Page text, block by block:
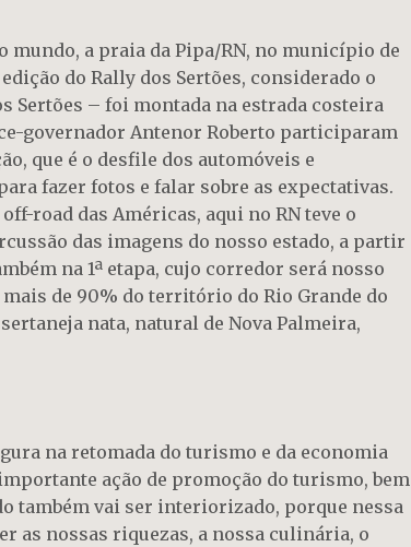
mundo, a praia da Pipa/RN, no município de
do Rally dos Sertões, considerado o
Sertões – foi montada na estrada costeira
governador Antenor Roberto participaram
que é o desfile dos automóveis e
fazer fotos e falar sobre as expectativas.
road das Américas, aqui no RN teve o
das imagens do nosso estado, a partir
na 1ª etapa, cujo corredor será nosso
de 90% do território do Rio Grande do
nata, natural de Nova Palmeira,
na retomada do turismo e da economia
ação de promoção do turismo, bem
também vai ser interiorizado, porque nessa
as nossas riquezas, a nossa culinária, o